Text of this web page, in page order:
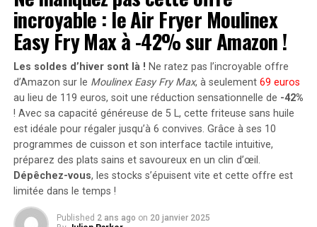
entreprise se situe à ‍l’intersection ​de la résilience
climatique et⁣ de la mobilité économique, en phase​ avec
notre mission de soutenir les leaders émergents qui
s’attaquent aux inégalités rurales.⁣ Les fondateurs
d’Aquarech ​possèdent une expérience vécue et​ une
compréhension approfondie des problèmes rencontrés
par les aquaculteurs, ainsi que l’acumen⁢ commercial ​et
la créativité nécessaires pour ⁣les résoudre. »
Promouvoir l’Inclusion de Genre dans l’Aquaculture
De plus, Aquarech s’engage à promouvoir l’inclusivité de
genre dans le⁤ secteur : 35 % des 2 000 aquaculteurs avec
supplémentaires via des panneaux solaires additionnels,
portant ainsi la puissance totale à un impressionnant
2400 watts . Pour les utilisateurs nécessitant davantage
de stockage énergétique, il est possible d’intégrer
jusqu’à cinq batteries supplémentaires de 1,6
kilowattheure chacune, augmentant la capacité totale à
9,6 kilowattheures.
Intégration dans un Écosystème
Intelligent
Le Solarbank 2 AC s’intègre parfaitement dans un
incroyable : le Air Fryer Moulinex
Easy Fry Max à -42% sur Amazon !
Les soldes d’hiver sont là ! Ne ratez pas l’incroyable offre
d’Amazon sur le Moulinex Easy Fry Max, à seulement 69 euros
au lieu de 119 euros, soit une réduction sensationnelle de -42%
! Avec sa capacité généreuse de 5 L, cette friteuse sans huile
est idéale pour régaler jusqu’à 6 convives. Grâce à ses 10
programmes de cuisson et son interface tactile intuitive,
préparez des plats sains et savoureux en un clin d’œil.
Dépêchez-vous, les stocks s’épuisent vite et cette offre est
limitée dans le temps !
Published 2 ans ago on 20 janvier 2025